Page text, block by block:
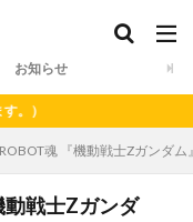
お知らせ
魂 『機動戦士Zガンダ
動戦士Zガンダ